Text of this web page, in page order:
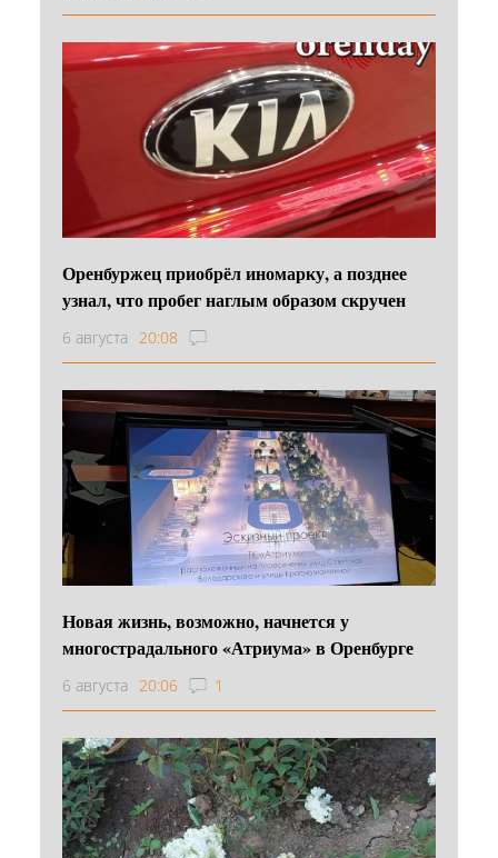
Оренбуржец приобрёл иномарку, а позднее
узнал, что пробег наглым образом скручен
6 августа 20:08
Новая жизнь, возможно, начнется у
многострадального «Атриума» в Оренбурге
6 августа 20:06 1